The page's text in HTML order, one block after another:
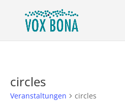
circles
Veranstaltungen circles